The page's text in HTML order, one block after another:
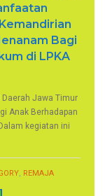
Bagi
di LPKA
Daerah Jawa Timur
Anak Berhadapan
kegiatan ini
, REMAJA